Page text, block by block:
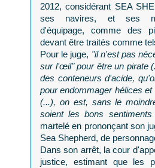
2012, considérant SEA
ses navires, et ses
d'équipage, comme des
devant être traités comme
Pour le juge, "il n'est pas
sur l'œil" pour être un pirate
des conteneurs d'acide,
pour endommager hélices
(...), on est, sans le
soient les bons
martelé en prononçant son
Sea Shepherd, de
Dans son arrêt, la cour
justice, estimant que les